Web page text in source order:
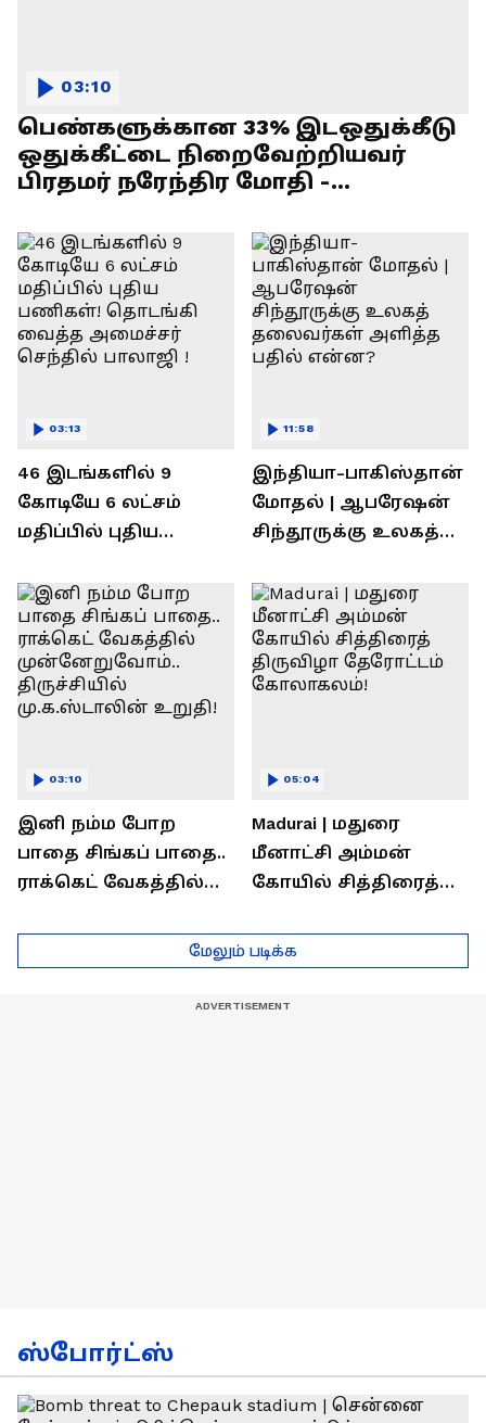
பெண்களுக்கான 33% இடஒதுக்கீடு
ஒதுக்கீட்டை நிறைவேற்றியவர்
பிரதமர் நரேந்திர மோதி -
03:10
46 இடங்களில் 9
கோடியே 6 லட்சம்
மதிப்பில் புதிய
வைத்த அமைச்சர்
செந்தில் பாலாஜி !
03:13
இந்தியா-பாகிஸ்தான்
மோதல் | ஆபரேஷன்
சிந்தூருக்கு உலகத்
பதில் என்ன?
11:58
இனி நம்ம போற
பாதை சிங்கப் பாதை..
ராக்கெட் வேகத்தில்
திருச்சியில்
மு.க.ஸ்டாலின் உறுதி!
03:10
Madurai | மதுரை
மீனாட்சி அம்மன்
கோயில் சித்திரைத்
கோலாகலம்!
05:04
மேலும் படிக்க
ஸ்போர்ட்ஸ்